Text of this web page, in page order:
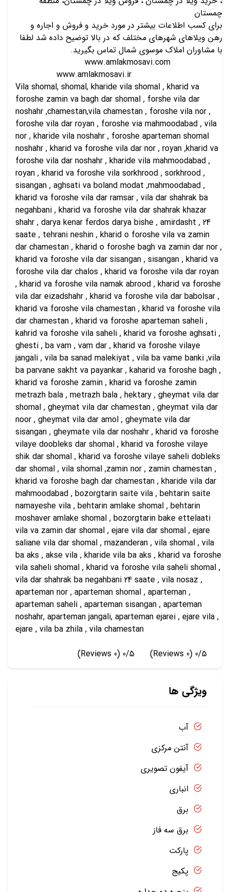
چمستان
برای کسب اطلاعات بیشتر در مورد خرید و فروش و اجاره و
رهن ویلاهای شهرهای مختلف که در بالا توضیح داده شد لطفا
با مشاوران املاک موسوی شمال تماس بگیرید.
www.amlakmosavi.com
www.amlakmosavi.ir
Vila shomal, shomal, kharide vila shomal , kharid va
foroshe zamin va bagh dar shomal , forshe vila dar
noshahr ,chamestan,vila chamestan , foroshe vila nor ,
foroshe vila dar royan , foroshe via mahmoodabad , vila
nor , kharide vila noshahr , foroshe aparteman shomal
noshahr , kharid va foroshe vila dar nor , royan ,kharid va
foroshe vila dar noshahr , kharide vila mahmoodabad ,
royan , kharid va foroshe vila sorkhrood , sorkhrood ,
sisangan , aghsati va boland modat ,mahmoodabad ,
kharid va foroshe vila dar ramsar , vila dar shahrak ba
negahbani , kharid va foroshe vila dar shahrak khazar
shahr , darya kenar ferdos darya bishe , amirdasht , 24
saate , tehrani neshin , kharid o foroshe vila va zamin
dar chamestan , kharid o foroshe bagh va zamin dar nor ,
kharid va foroshe vila dar sisangan , sisangan , kharid va
foroshe vila dar chalos , kharid va foroshe vila dar royan
, kharid va foroshe vila namak abrood , kharid va foroshe
vila dar eizadshahr , kharid va foroshe vila dar babolsar ,
kharid va foroshe vila chamestan , kharid va foroshe vila
dar chamestan , kharid va foroshe aparteman saheli ,
kahrid va foroshe vila saheli , kharid va foroshe aghsati ,
ghesti , ba vam , vam dar , kharid va foroshe vilaye
jangali , vila ba sanad malekiyat , vila ba vame banki ,vila
ba parvane sakht va payankar , kaharid va foroshe bagh ,
kharid va foroshe zamin , kharid va foroshe zamin
metrazh bala , metrazh bala , hektary , gheymat vila dar
shomal , gheymat vila dar chamestan , gheymat vila dar
noor , gheymat vila dar amol , gheymate vila dar
sisangan , gheymate vila dar noshahr , kharid va foroshe
vilaye doobleks dar shomal , kharid va foroshe vilaye
shik dar shomal , kharid va foroshe vilaye saheli dobleks
dar shomal , vila shomal ,zamin nor , zamin chamestan ,
kharid va foroshe bagh dar chamestan , kharide vila dar
mahmoodabad , bozorgtarin saite vila , behtarin saite
namayeshe vila , behtarin amlake shomal , behtarin
moshaver amlake shomal , bozorgtarin bake ettelaati
vila va zamin dar shomal , ejare vila dar shomal , ejare
saliane vila dar shomal , mazanderan , vila shomal , vila
ba aks , akse vila , kharide vila ba aks , kharid va foroshe
vila saheli shomal , kharid va foroshe vila saheli shomal ,
vila dar shahrak ba negahbani 24 saate , vila nosaz ,
aparteman nor , aparteman shomal , aparteman ,
aparteman saheli , aparteman sisangan , aparteman
noshahr, aparteman jangali, aparteman ejarei , ejare vila ,
ejare , vila ba zhila , vila chamestan
0/5
(0 Reviews)
0/5
(0 Reviews)
ویژگی ها
آب
آنتن مرکزی
آیفون تصویری
انباری
برق
برق سه فاز
پارکت
پکیج